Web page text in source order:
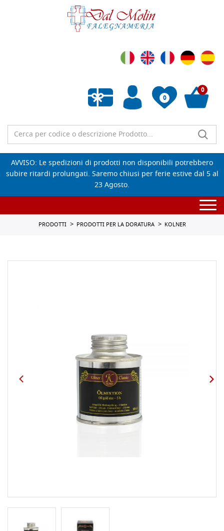
0
Wishlist vuota
0
AVVISO: Le spedizioni di prodotti non disponibili potrebbero
subire ritardi prolungati. Saremo chiusi per ferie estive dal 5 al
23 Agosto.
PRODOTTI PRODOTTI PER LA DORATURA KOLNER